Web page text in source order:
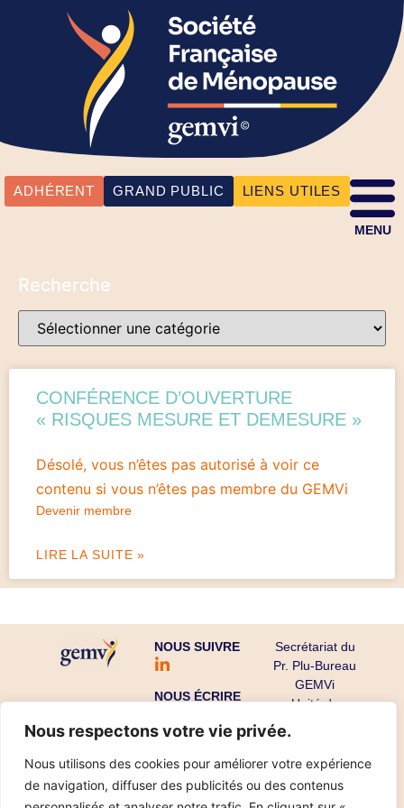
Nous respectons votre vie privée.
Nous utilisons des cookies pour améliorer votre expérience
de navigation, diffuser des publicités ou des contenus
ADHÉRENT GRAND PUBLIC LIENS UTILES
MENU
Recherche
CONFÉRENCE D’OUVERTURE
« RISQUES MESURE ET DEMESURE »
Désolé, vous n’êtes pas autorisé à voir ce
contenu si vous n’êtes pas membre du GEMVi
Devenir membre
LIRE LA SUITE »
NOUS SUIVRE
NOUS ÉCRIRE
Secrétariat du
Pr. Plu-Bureau
GEMVi
Unité de
Endocrinienne
CHU Cochin-
Port Royal